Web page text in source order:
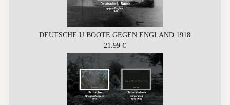
DEUTSCHE U BOOTE GEGEN ENGLAND 1918
21.99 €